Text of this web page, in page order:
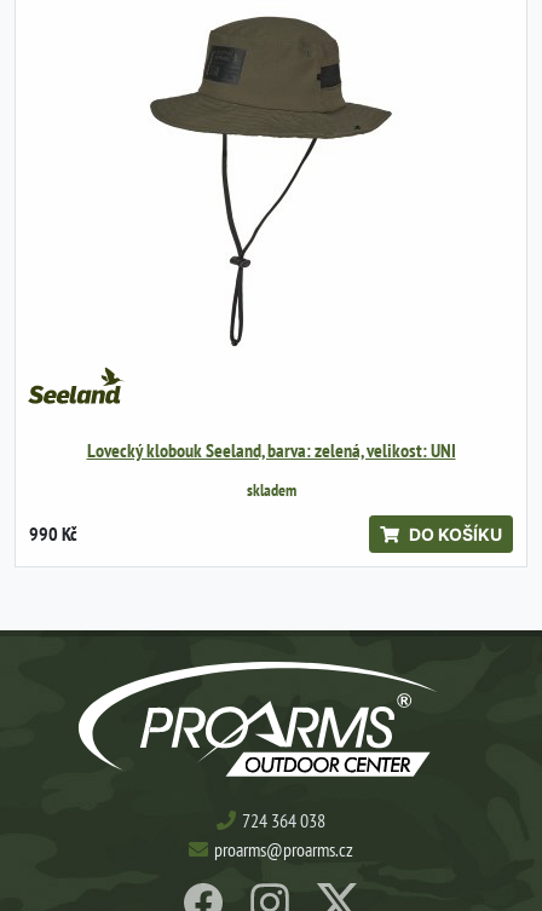
Lovecký klobouk Seeland, barva: zelená, velikost: UNI
skladem
990 Kč DO KOŠÍKU
724 364 038
proarms@proarms.cz